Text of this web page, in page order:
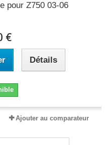
pour Z750 03-06
€
Détails
Ajouter au comparateur